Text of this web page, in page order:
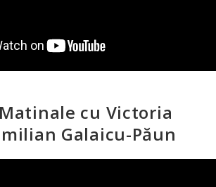
cu Victoria
Galaicu-Păun